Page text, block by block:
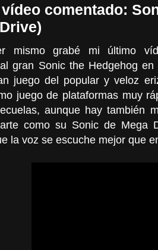
comentado:
mismo grabé mi último
gran Sonic the Hedgehog
juego del popular y veloz
juego de plataformas muy
aunque hay también
como su Sonic de Mega
la voz se escuche mejor que